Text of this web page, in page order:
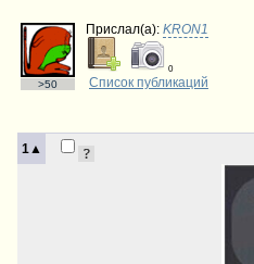
>50
Прислал(a): KRON1
0
Список публикаций
1▲